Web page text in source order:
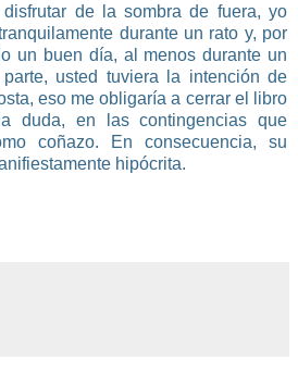
de la sombra de fuera, yo
durante un rato y, por
un buen día, al menos durante un
usted tuviera la intención de
eso me obligaría a cerrar el libro
duda, en las contingencias que
coñazo. En consecuencia, su
hipócrita.